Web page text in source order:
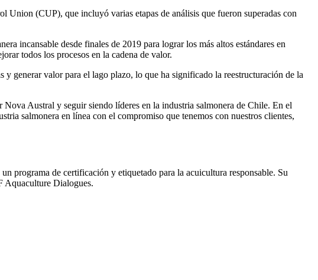
(CUP), que incluyó varias etapas de análisis que fueron superadas con
incansable desde finales de 2019 para lograr los más altos estándares en
todos los procesos en la cadena de valor.
y generar valor para el lago plazo, lo que ha significado la reestructuración de la
Austral y seguir siendo líderes en la industria salmonera de Chile. En el
salmonera en línea con el compromiso que tenemos con nuestros clientes,
programa de certificación y etiquetado para la acuicultura responsable. Su
Aquaculture Dialogues.